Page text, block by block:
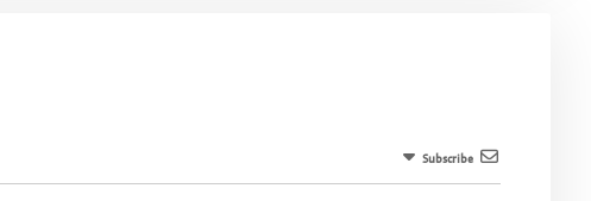
Subscribe